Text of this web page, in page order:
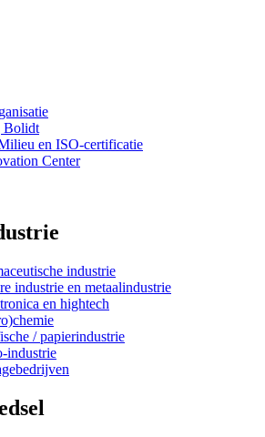
Bolidt
en ISO-certificatie
Center
industrie
industrie en metaalindustrie
en hightech
/ papierindustrie
industrie